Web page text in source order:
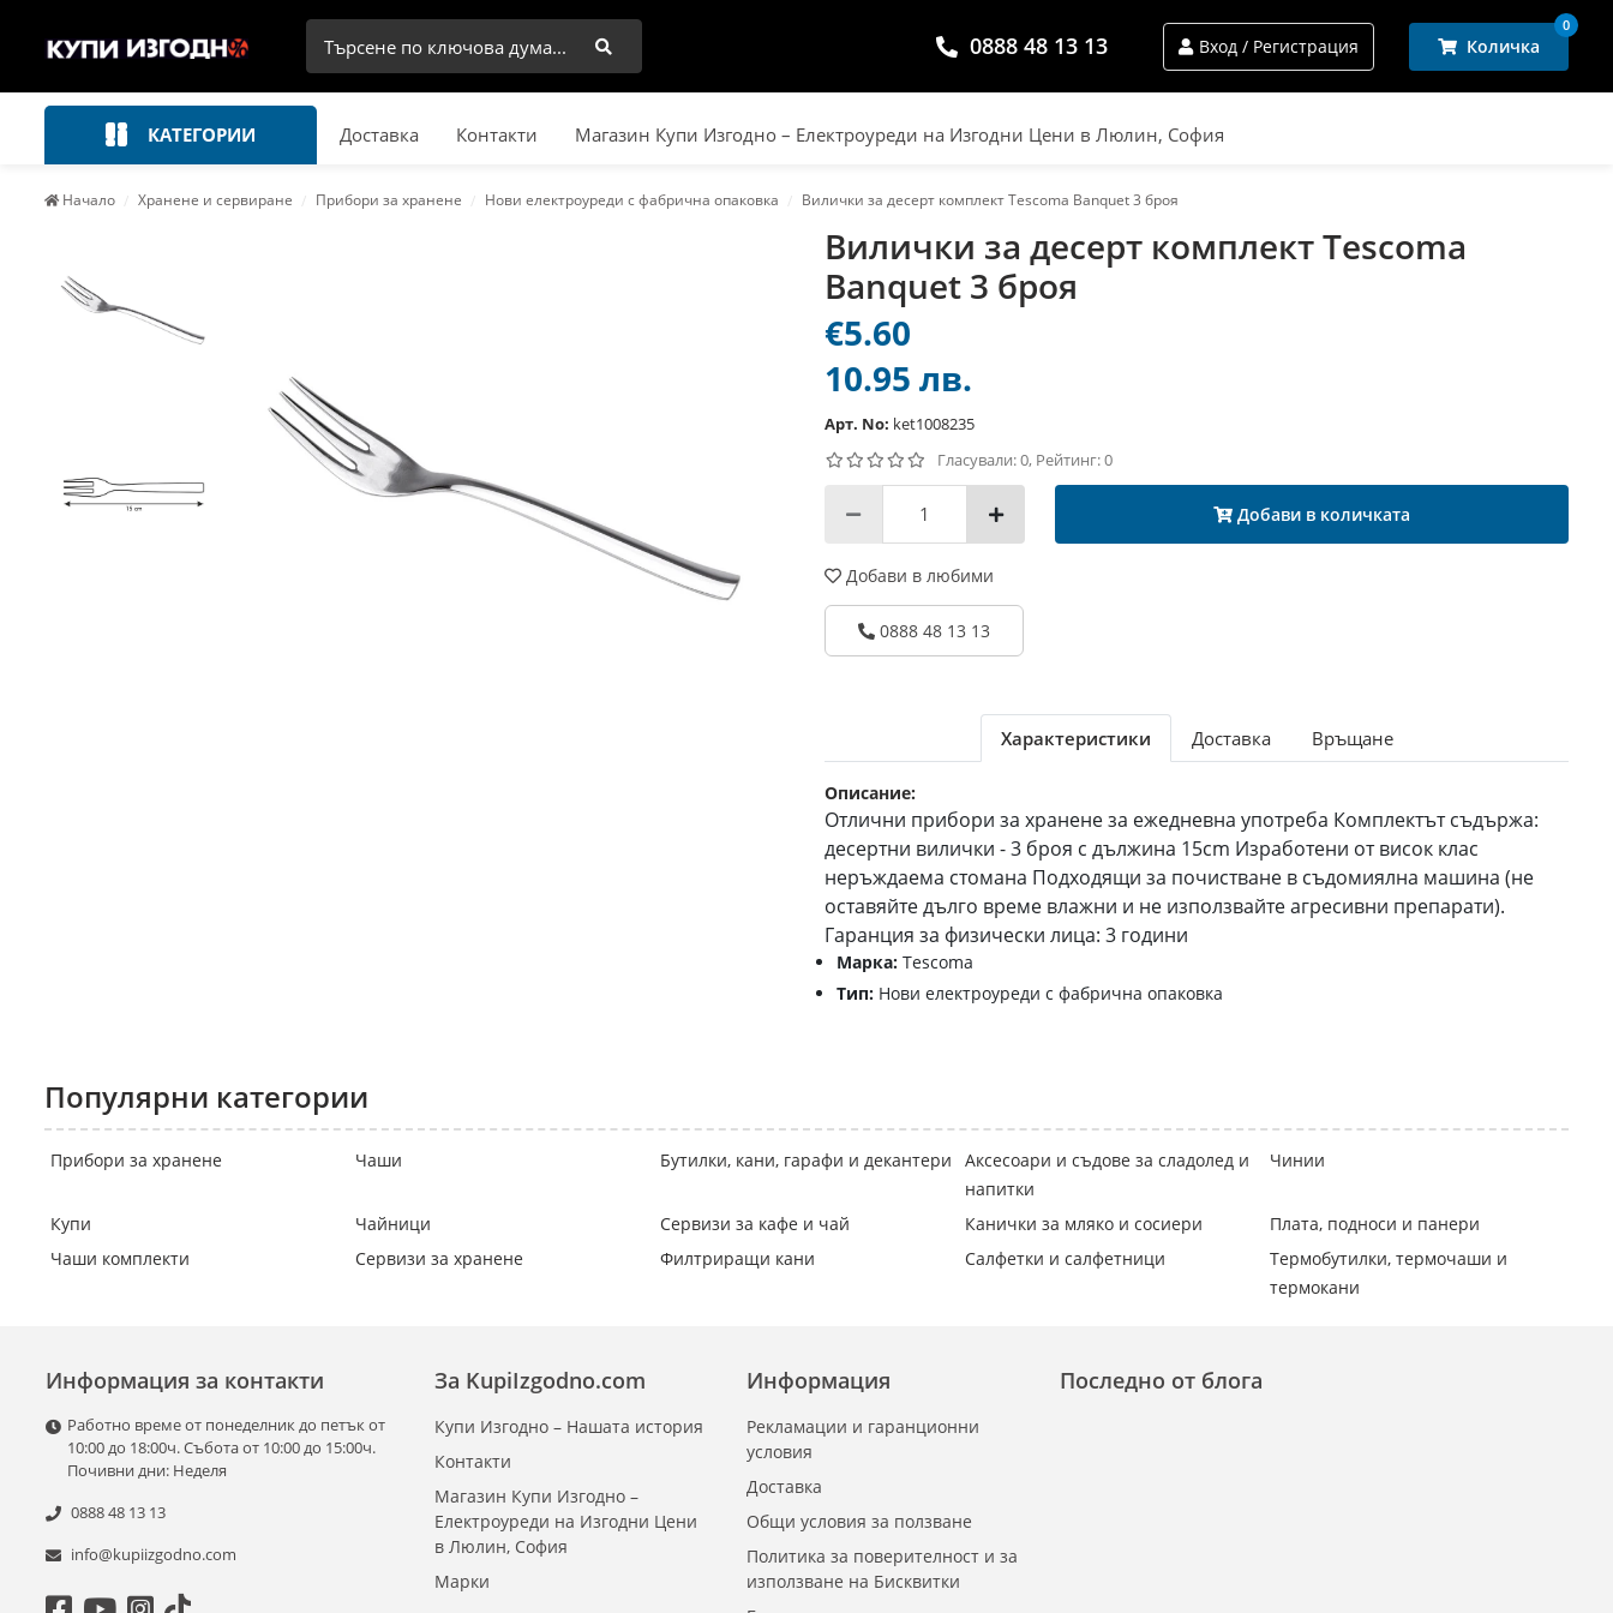
Търси 0888 48 13 13 Вход / Регистрация Количка
0
КАТЕГОРИИ Доставка Контакти Магазин Купи Изгодно – Електроуреди на Изгодни Цени в Люлин, София
Начало Хранене и сервиране Прибори за хранене Нови електроуреди с фабрична опаковка Вилички за десерт комплект Tescoma Banquet 3 броя
Вилички за десерт комплект Tescoma
Banquet 3 броя
€5.60
10.95 лв.
Арт. No: ket1008235
Гласували: 0, Рейтинг: 0
Добави в количката
Добави в любими
0888 48 13 13
Характеристики Доставка Връщане
Описание:
Отлични прибори за хранене за ежедневна употреба Комплектът съдържа:
десертни вилички - 3 броя с дължина 15cm Изработени от висок клас
неръждаема стомана Подходящи за почистване в съдомиялна машина (не
оставяйте дълго време влажни и не използвайте агресивни препарати).
Гаранция за физически лица: 3 години
Марка: Tescoma
Тип: Нови електроуреди с фабрична опаковка
Популярни категории
Прибори за хранене Чаши Бутилки, кани, гарафи и декантери
Аксесоари и съдове за сладолед и
напитки
Чинии
Купи Чайници Сервизи за кафе и чай Канички за мляко и сосиери
Плата, подноси и панери
Чаши комплекти
Сервизи за хранене Филтриращи кани Салфетки и салфетници
Термобутилки, термочаши и
термокани
Информация за контакти
Работно време от понеделник до петък от
10:00 до 18:00ч. Събота от 10:00 до 15:00ч.
Почивни дни: Неделя
0888 48 13 13
info@kupiizgodno.com
Информация
Рекламации и гаранционни
условия
Доставка
Общи условия за ползване
Политика за поверителност и за
използване на Бисквитки
За KupiIzgodno.com
Купи Изгодно – Нашата история
Контакти
Магазин Купи Изгодно –
Електроуреди на Изгодни Цени
в Люлин, София
Марки
Последно от блога